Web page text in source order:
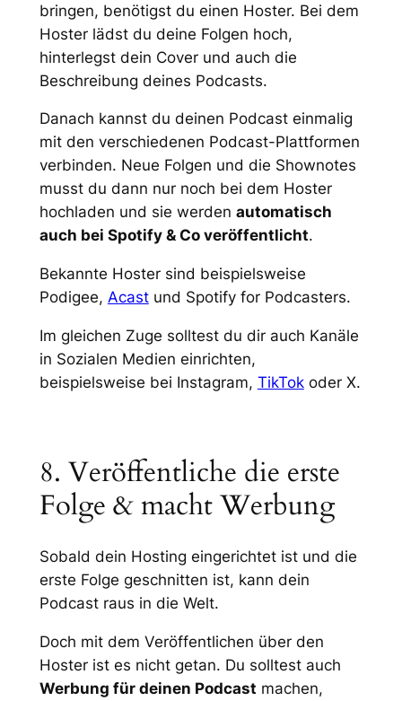
bringen, benötigst du einen Hoster. Bei dem
Hoster lädst du deine Folgen hoch,
hinterlegst dein Cover und auch die
Beschreibung deines Podcasts.
Danach kannst du deinen Podcast einmalig
mit den verschiedenen Podcast-Plattformen
verbinden. Neue Folgen und die Shownotes
musst du dann nur noch bei dem Hoster
hochladen und sie werden automatisch
auch bei Spotify & Co veröffentlicht.
Bekannte Hoster sind beispielsweise
Podigee, Acastund Spotify for Podcasters.
Im gleichen Zuge solltest du dir auch Kanäle
in Sozialen Medien einrichten,
beispielsweise bei Instagram, TikTokoder X.
8. Veröffentliche die erste
Folge & macht Werbung
Sobald dein Hosting eingerichtet ist und die
erste Folge geschnitten ist, kann dein
Podcast raus in die Welt.
Doch mit dem Veröffentlichen über den
Hoster ist es nicht getan. Du solltest auch
Werbung für deinen Podcast machen,